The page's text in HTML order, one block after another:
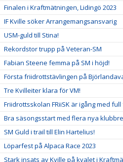
Finalen i Kraftmätningen, Lidingö 2023
IF Kville söker Arrangemangsansvarig
USM-guld till Stina!
Rekordstor trupp på Veteran-SM
Fabian Steene femma på SM i höjd!
Första friidrottstävlingen på
Tre Kvilleiter klara för VM!
Friidrottsskolan FRiiSK är igång med full
Bra säsongsstart med flera nya
SM Guld i trail till Elin Hartelius!
Löparfest på Alpaca Race 2023
Stark insats av Kville på kvalet i